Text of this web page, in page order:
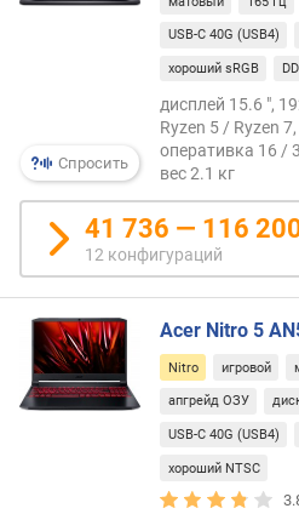
)
о
б
ъ
е
м
о
п
е
р
Спросить
USB-C 40G (USB4)
хороший sRGB
дисплей 15.6 ",
Ryzen 5 / Ryzen
оперативка 16 /
вес 2.1 кг
41 736 — 116
12 конфигураций
Acer Nitro 5
Nitro игровой
апгрейд ОЗУ
USB-C 40G (USB4)
хороший NTSC